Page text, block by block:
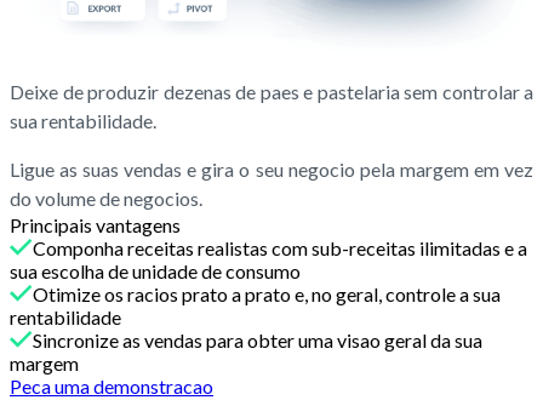
Deixe de produzir dezenas de paes e pastelaria sem controlar a
sua rentabilidade.
Ligue as suas vendas e gira o seu negocio pela margem em vez
do volume de negocios.
Principais vantagens
Componha receitas realistas com sub-receitas ilimitadas e a
sua escolha de unidade de consumo
Otimize os racios prato a prato e, no geral, controle a sua
rentabilidade
Sincronize as vendas para obter uma visao geral da sua
margem
Peca uma demonstracao